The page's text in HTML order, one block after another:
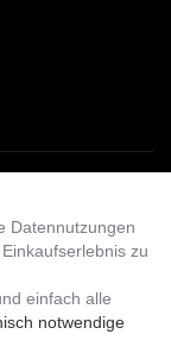
Datennutzungen
zu
einfach alle
notwendige